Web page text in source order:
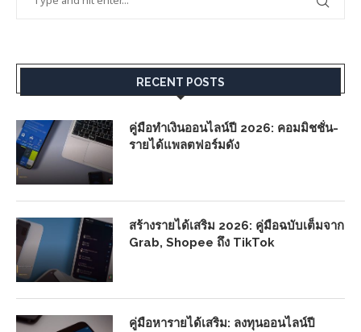
RECENT POSTS
คู่มือทำเงินออนไลน์ปี 2026: คอมมิชชั่น-
รายได้แพลตฟอร์มดัง
สร้างรายได้เสริม 2026: คู่มือฉบับเต็มจาก
Grab, Shopee ถึง TikTok
คู่มือหารายได้เสริม: ลงทุนออนไลน์ปี